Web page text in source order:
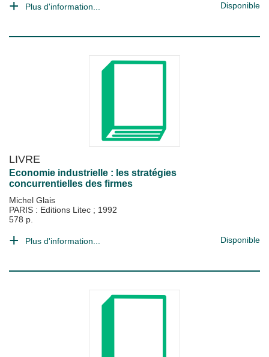
Plus d'information... Disponible
LIVRE
Economie industrielle : les stratégies
concurrentielles des firmes
Michel Glais
PARIS : Editions Litec ; 1992
578 p.
Plus d'information... Disponible